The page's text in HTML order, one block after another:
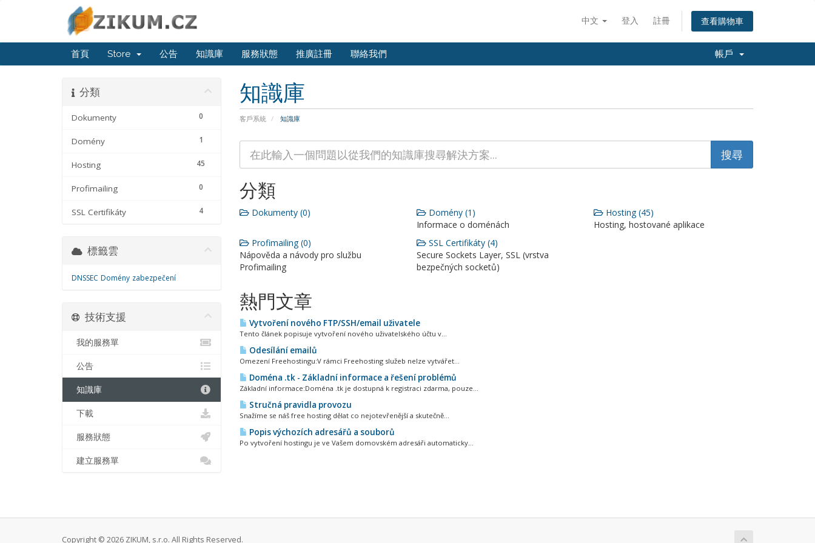
中文 登入 註冊 查看購物車
首頁 Store 公告 知識庫 服務狀態 推廣註冊 聯絡我們 帳戶
知識庫
客戶系統 知識庫
分類
0
Dokumenty
1
Domény
45
Hosting
0
Profimailing
4
SSL Certifikáty
分類
Dokumenty (0)
Domény (1)
Informace o doménách
Hosting (45)
Hosting, hostované aplikace
Profimailing (0)
Nápověda a návody pro službu
Profimailing
SSL Certifikáty (4)
Secure Sockets Layer, SSL (vrstva
bezpečných socketů)
熱門文章
Vytvoření nového FTP/SSH/email uživatele
Tento článek popisuje vytvoření nového uživatelského účtu v...
Odesílání emailů
Omezení Freehostingu:V rámci Freehosting služeb nelze vytvářet...
Doména .tk - Základní informace a řešení problémů
Základní informace:Doména .tk je dostupná k registraci zdarma, pouze...
Stručná pravidla provozu
Snažíme se náš free hosting dělat co nejotevřenější a skutečně...
Popis výchozích adresářů a souborů
Po vytvoření hostingu je ve Vašem domovském adresáři automaticky...
標籤雲
DNSSEC Domény zabezpečení
技術支援
我的服務單
公告
知識庫
下載
服務狀態
建立服務單
Copyright © 2026 ZIKUM, s.r.o. All Rights Reserved.